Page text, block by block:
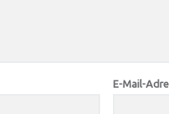
E-Mail-